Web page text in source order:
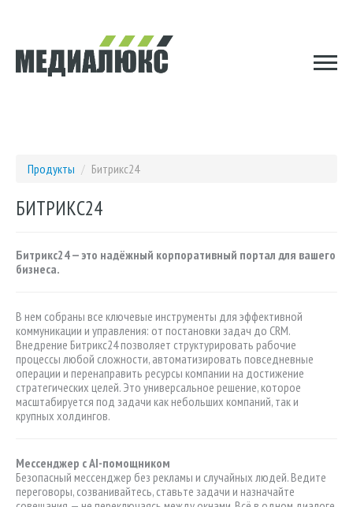
Продукты / Битрикс24
БИТРИКС24
Битрикс24 — это надёжный корпоративный портал для вашего
бизнеса.
В нем собраны все ключевые инструменты для эффективной
коммуникации и управления: от постановки задач до CRM.
Внедрение Битрикс24 позволяет структурировать рабочие
процессы любой сложности, автоматизировать повседневные
операции и перенаправить ресурсы компании на достижение
стратегических целей. Это универсальное решение, которое
масштабируется под задачи как небольших компаний, так и
крупных холдингов.
Мессенджер сAI-помощником
Безопасный мессенджер без рекламы и случайных людей. Ведите
переговоры, созванивайтесь, ставьте задачи и назначайте